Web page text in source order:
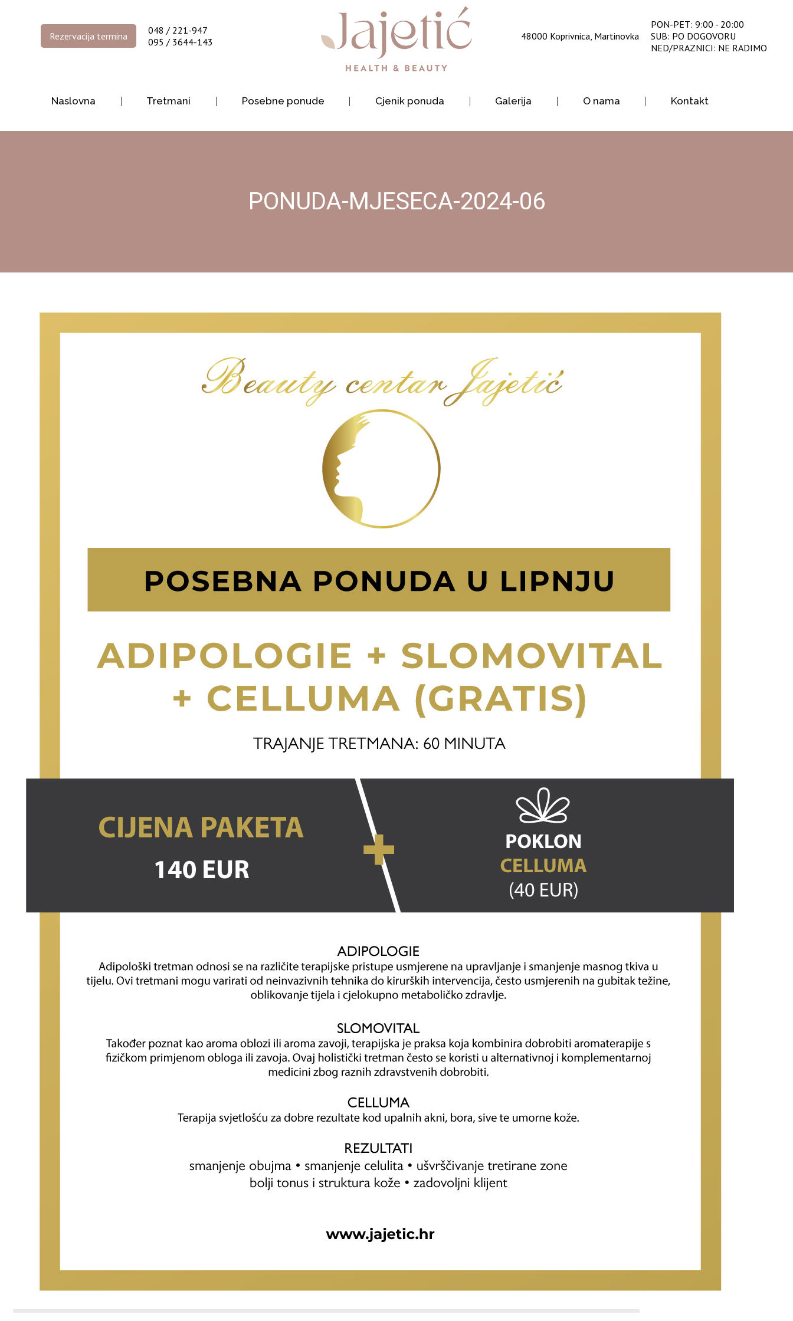
Rezervacija termina
048 / 221-947
095 / 3644-143
48000 Koprivnica, Martinovka
PON-PET: 9:00 - 20:00
SUB: PO DOGOVORU
NED/PRAZNICI: NE RADIMO
Naslovna Tretmani Posebne ponude Cjenik ponuda Galerija O nama Kontakt
PONUDA-MJESECA-2024-06